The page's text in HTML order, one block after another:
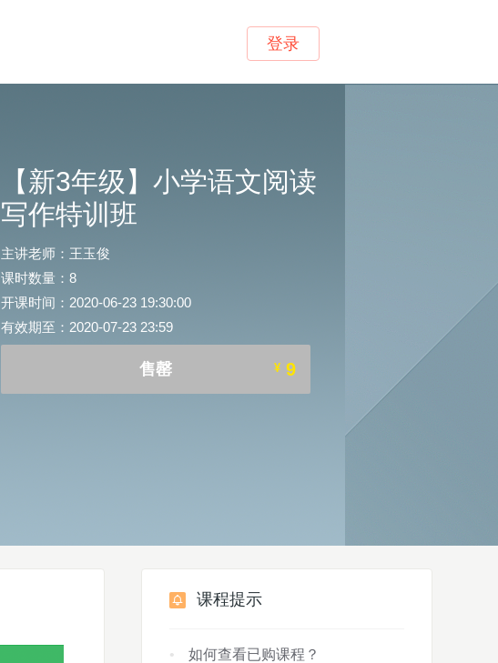
登录
【新3年级】小学语文阅读
写作特训班
主讲老师：王玉俊
课时数量：8
开课时间：2020-06-23 19:30:00
有效期至：2020-07-23 23:59
售罄 ¥ 9
课程提示
如何查看已购课程？